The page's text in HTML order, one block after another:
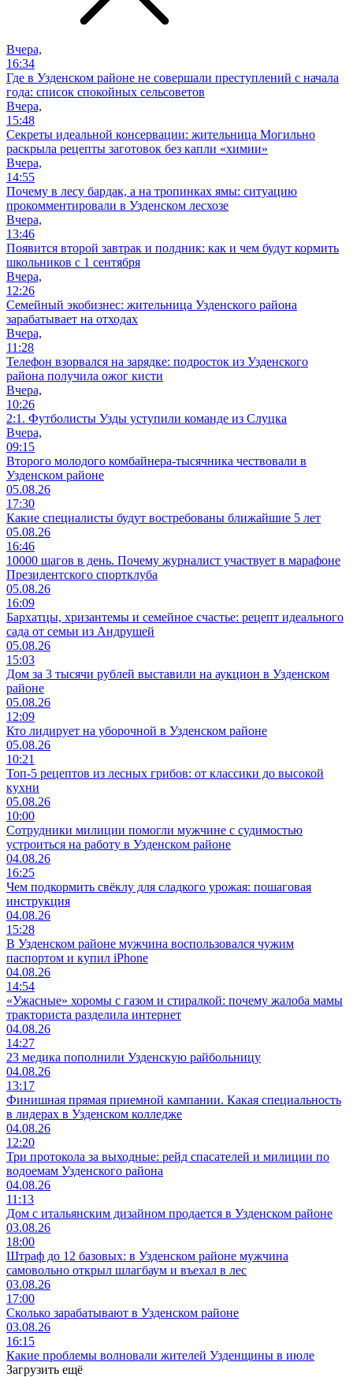
Вчера,
16:34
Где в Узденском районе не совершали преступлений с начала
года: список спокойных сельсоветов
Вчера,
15:48
Секреты идеальной консервации: жительница Могильно
раскрыла рецепты заготовок без капли «химии»
Вчера,
14:55
Почему в лесу бардак, а на тропинках ямы: ситуацию
прокомментировали в Узденском лесхозе
Вчера,
13:46
Появится второй завтрак и полдник: как и чем будут кормить
школьников с 1 сентября
Вчера,
12:26
Семейный экобизнес: жительница Узденского района
зарабатывает на отходах
Вчера,
11:28
Телефон взорвался на зарядке: подросток из Узденского
района получила ожог кисти
Вчера,
10:26
2:1. Футболисты Узды уступили команде из Слуцка
Вчера,
09:15
Второго молодого комбайнера-тысячника чествовали в
Узденском районе
05.08.26
17:30
Какие специалисты будут востребованы ближайшие 5 лет
05.08.26
16:46
10000 шагов в день. Почему журналист участвует в марафоне
Президентского спортклуба
05.08.26
16:09
Бархатцы, хризантемы и семейное счастье: рецепт идеального
сада от семьи из Андрушей
05.08.26
15:03
Дом за 3 тысячи рублей выставили на аукцион в Узденском
районе
05.08.26
12:09
Кто лидирует на уборочной в Узденском районе
05.08.26
10:21
Топ-5 рецептов из лесных грибов: от классики до высокой
кухни
05.08.26
10:00
Сотрудники милиции помогли мужчине с судимостью
устроиться на работу в Узденском районе
04.08.26
16:25
Чем подкормить свёклу для сладкого урожая: пошаговая
инструкция
04.08.26
15:28
В Узденском районе мужчина воспользовался чужим
паспортом и купил iPhone
04.08.26
14:54
«Ужасные» хоромы с газом и стиралкой: почему жалоба мамы
тракториста разделила интернет
04.08.26
14:27
23 медика пополнили Узденскую райбольницу
04.08.26
13:17
Финишная прямая приемной кампании. Какая специальность
в лидерах в Узденском колледже
04.08.26
12:20
Три протокола за выходные: рейд спасателей и милиции по
водоемам Узденского района
04.08.26
11:13
Дом с итальянским дизайном продается в Узденском районе
03.08.26
18:00
Штраф до 12 базовых: в Узденском районе мужчина
самовольно открыл шлагбаум и въехал в лес
03.08.26
17:00
Сколько зарабатывают в Узденском районе
03.08.26
16:15
Какие проблемы волновали жителей Узденщины в июле
Загрузить ещё